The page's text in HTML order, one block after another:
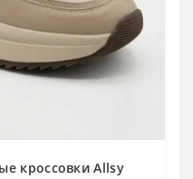
кроссовки Allsy